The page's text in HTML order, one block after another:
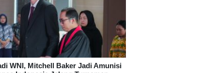
WNI, Mitchell Baker Jadi Amunisi